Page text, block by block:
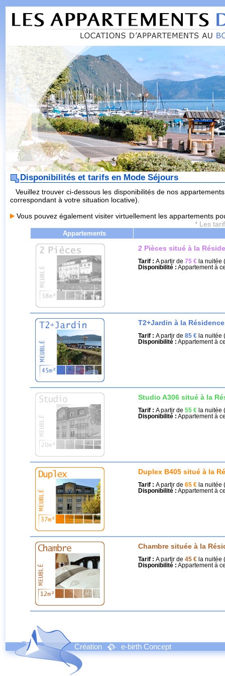
Disponibilités et tarifs en Mode Séjours
Veuillez trouver ci-dessous les disponibilités de nos
correspondant à votre situation locative).
Vous pouvez également visiter virtuellement les appartements
* Les
Appartements
2 Pièces situé à la
Tarif : A partir de 75 € la nuitée
Disponibilité : Appartement à
T2+Jardin à la
Tarif : A partir de 85 € la nuitée
Disponibilité : Appartement à
Studio A306 situé à la
Tarif : A partir de 55 € la nuitée
Disponibilité : Appartement à
Duplex B405 situé à la
Tarif : A partir de 65 € la nuitée
Disponibilité : Appartement à
Chambre située à la
Tarif : A partir de 45 € la nuitée
Disponibilité : Appartement à
Création e-birth Concept